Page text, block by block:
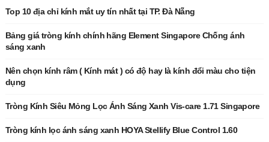
Top 10 địa chỉ kính mắt uy tín nhất tại TP. Đà Nẵng
Bảng giá tròng kính chính hãng Element Singapore Chống ánh
sáng xanh
Nên chọn kính râm ( Kính mát ) có độ hay là kính đổi màu cho tiện
dụng
Tròng Kính Siêu Mỏng Lọc Ánh Sáng Xanh Vis-care 1.71 Singapore
Tròng kính lọc ánh sáng xanh HOYA Stellify Blue Control 1.60